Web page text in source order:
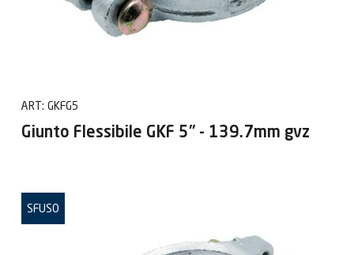
ART: GKFG5
Giunto Flessibile GKF 5" - 139.7mm gvz
SFUSO